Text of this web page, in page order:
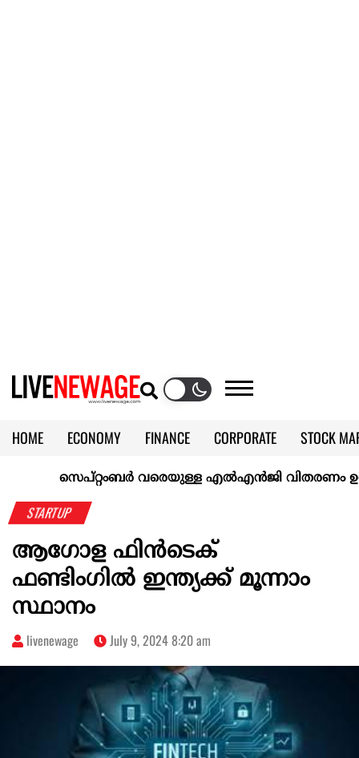
HOME ECONOMY FINANCE CORPORATE
STOCK
CALENDAR
KERALA @70
സെപ്റ്റംബർ വരെയുള്ള എൽഎൻജി വിതരണം
STARTUP
ആഗോള ഫിൻടെക്
ഫണ്ടിംഗിൽ ഇന്ത്യക്ക് മൂന്നാം
സ്ഥാനം
livenewage July 9, 2024 8:20 am